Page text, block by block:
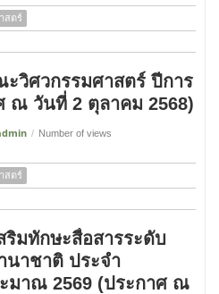
สตร์
วิศวกรรมศาสตร์ ปีการ
ณ วันที่ 2 ตุลาคม 2568)
/ Number of views
สตร์
ริมทักษะสื่อสารระดับ
นาชาติ ประจำ
มาณ 2569 (ประกาศ ณ